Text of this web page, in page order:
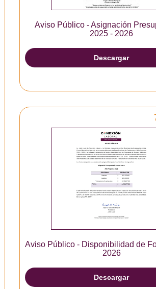
Aviso Público - Asignación
2025 - 2026
Descargar
Aviso Público - Disponibilidad de
2026
Descargar